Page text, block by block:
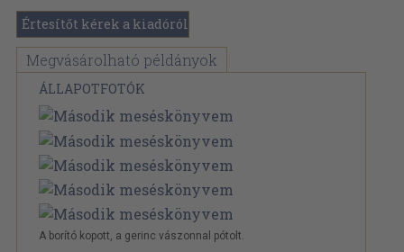
Értesítőt kérek a kiadóról
Megvásárolható példányok
ÁLLAPOTFOTÓK
A borító kopott, a gerinc vászonnal pótolt.